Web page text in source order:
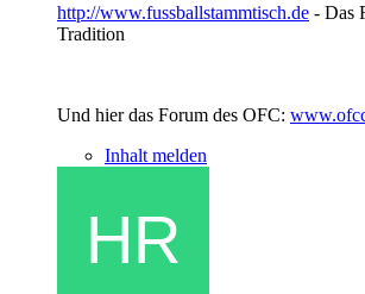
http://www.fussballstammtisch.de - Das
Tradition
Und hier das Forum des OFC:
Inhalt melden